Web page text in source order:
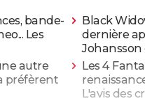
bande-
Les
Black
dernière
Johansson
autre
préfèrent
Les 4
L'avis des